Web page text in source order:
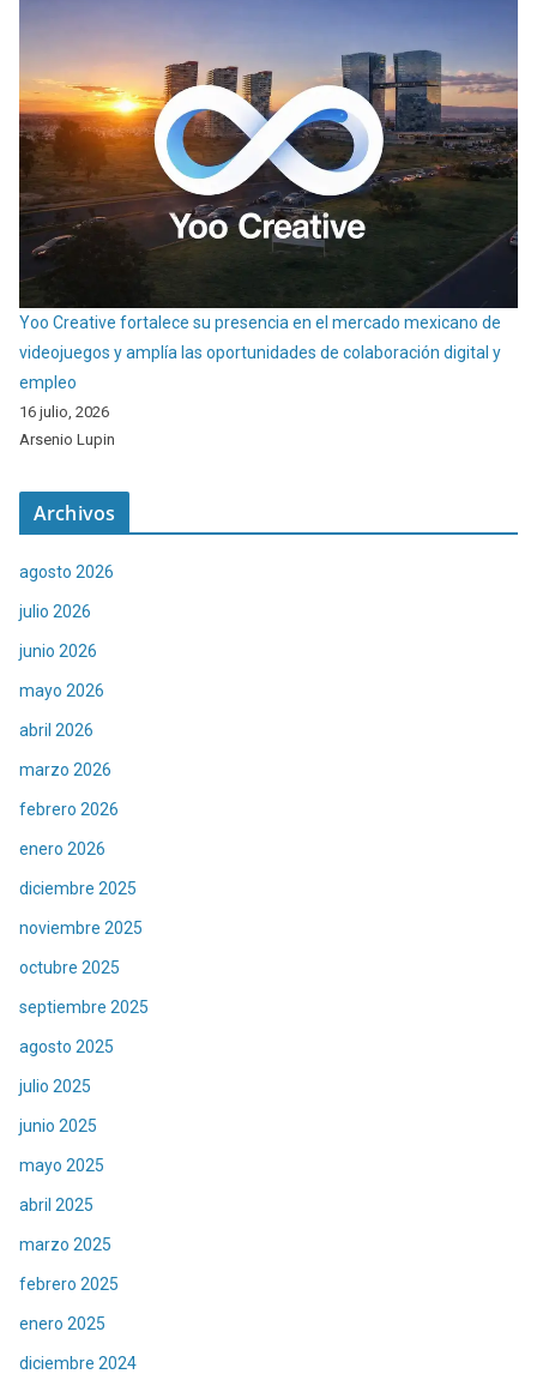
Yoo Creative fortalece su presencia en el mercado mexicano de
videojuegos y amplía las oportunidades de colaboración digital y
empleo
16 julio, 2026
Arsenio Lupin
Archivos
agosto 2026
julio 2026
junio 2026
mayo 2026
abril 2026
marzo 2026
febrero 2026
enero 2026
diciembre 2025
noviembre 2025
octubre 2025
septiembre 2025
agosto 2025
julio 2025
junio 2025
mayo 2025
abril 2025
marzo 2025
febrero 2025
enero 2025
diciembre 2024